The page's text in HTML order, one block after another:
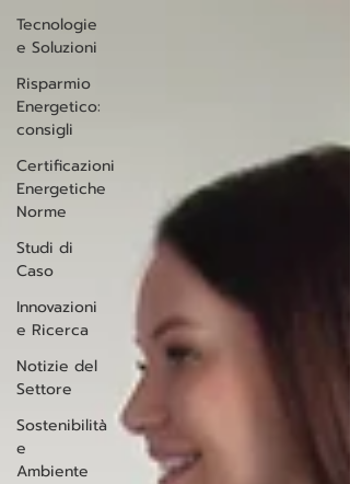
Tecnologie
e Soluzioni
Risparmio
Energetico:
consigli
Certificazioni
Energetiche
Norme
Studi di
Caso
Innovazioni
e Ricerca
Notizie del
Settore
Sostenibilità
e
Ambiente